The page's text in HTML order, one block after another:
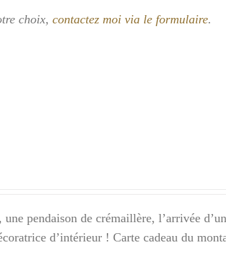
choix, contactez moi via le formulaire.
pendaison de crémaillère, l’arrivée
d’intérieur ! Carte cadeau du